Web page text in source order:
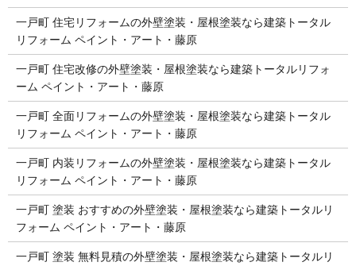
一戸町 住宅リフォームの外壁塗装・屋根塗装なら建築トータル
リフォーム ペイント・アート・藤原
一戸町 住宅改修の外壁塗装・屋根塗装なら建築トータルリフォ
ーム ペイント・アート・藤原
一戸町 全面リフォームの外壁塗装・屋根塗装なら建築トータル
リフォーム ペイント・アート・藤原
一戸町 内装リフォームの外壁塗装・屋根塗装なら建築トータル
リフォーム ペイント・アート・藤原
一戸町 塗装 おすすめの外壁塗装・屋根塗装なら建築トータルリ
フォーム ペイント・アート・藤原
一戸町 塗装 無料見積の外壁塗装・屋根塗装なら建築トータルリ